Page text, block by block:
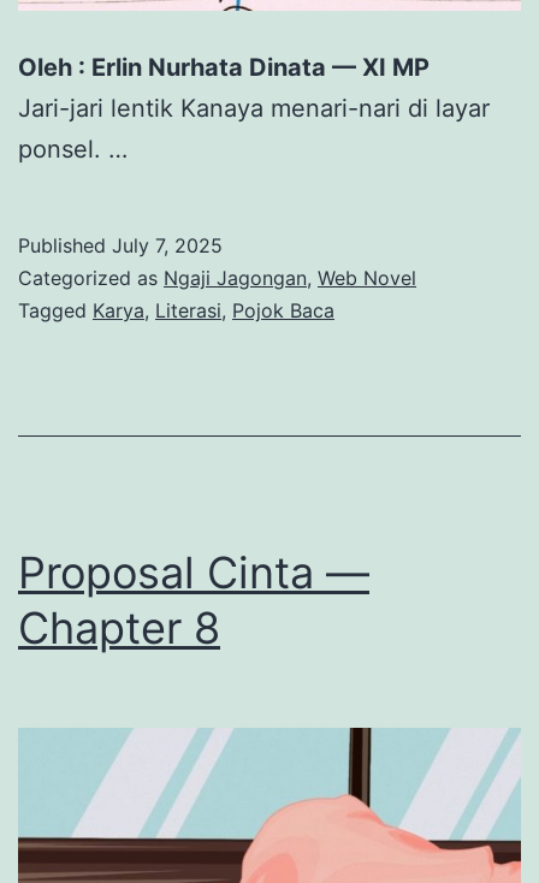
Oleh : Erlin Nurhata Dinata — XI MP
Jari-jari lentik Kanaya menari-nari di layar
ponsel. …
Published July 7, 2025
Categorized as Ngaji Jagongan, Web Novel
Tagged Karya, Literasi, Pojok Baca
Proposal Cinta —
Chapter 8